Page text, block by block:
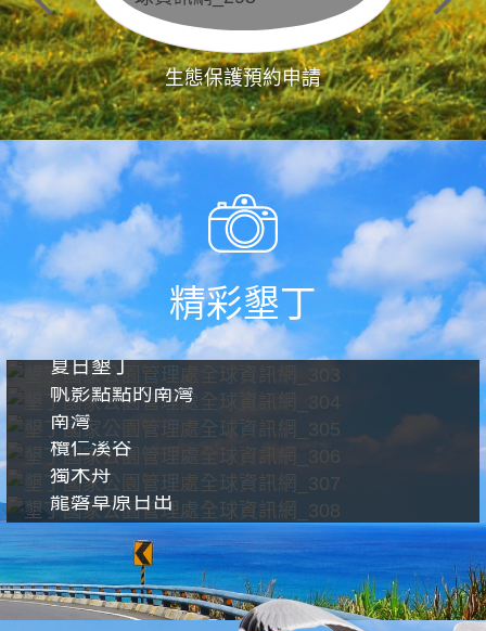
生態保護預約申請
精彩墾丁
夏日墾丁
帆影點點的南灣
南灣
欖仁溪谷
獨木舟
龍磐草原日出